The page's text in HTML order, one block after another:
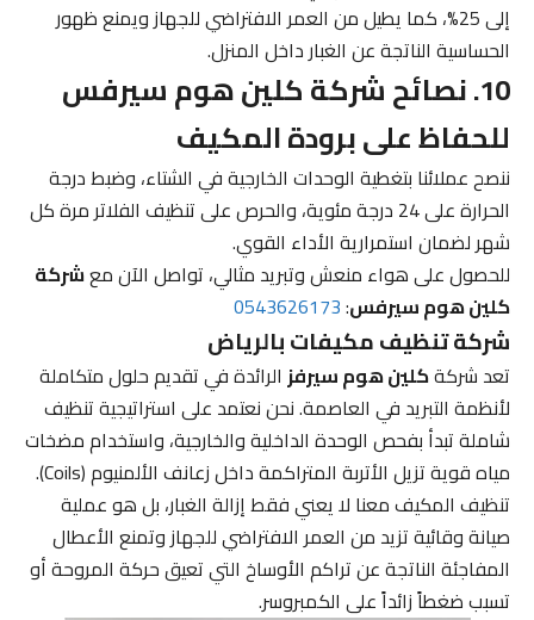
إلى 25%، كما يطيل من العمر الافتراضي للجهاز ويمنع ظهور
الحساسية الناتجة عن الغبار داخل المنزل.
10. نصائح شركة كلين هوم سيرفس
للحفاظ على برودة المكيف
ننصح عملائنا بتغطية الوحدات الخارجية في الشتاء، وضبط درجة
الحرارة على 24 درجة مئوية، والحرص على تنظيف الفلاتر مرة كل
شهر لضمان استمرارية الأداء القوي.
للحصول على هواء منعش وتبريد مثالي، تواصل الآن معشركة
كلين هوم سيرفس:
0543626173
شركة تنظيف مكيفات بالرياض
تعد شركةكلين هوم سيرفزالرائدة في تقديم حلول متكاملة
لأنظمة التبريد في العاصمة. نحن نعتمد على استراتيجية تنظيف
شاملة تبدأ بفحص الوحدة الداخلية والخارجية، واستخدام مضخات
مياه قوية تزيل الأتربة المتراكمة داخل زعانف الألمنيوم (Coils).
تنظيف المكيف معنا لا يعني فقط إزالة الغبار، بل هو عملية
صيانة وقائية تزيد من العمر الافتراضي للجهاز وتمنع الأعطال
المفاجئة الناتجة عن تراكم الأوساخ التي تعيق حركة المروحة أو
تسبب ضغطاً زائداً على الكمبروسر.